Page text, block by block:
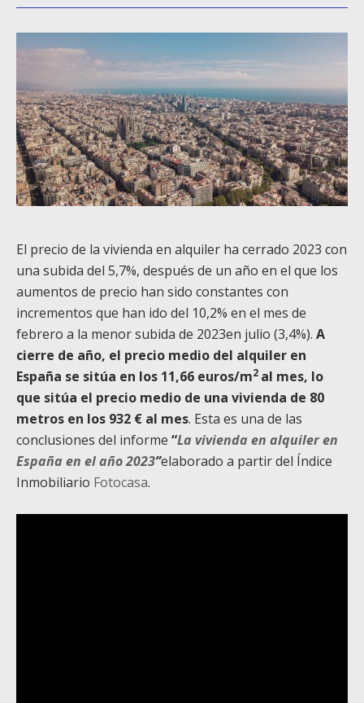
El precio de la vivienda en alquiler ha cerrado 2023 con
una subida del 5,7%, después de un año en el que los
aumentos de precio han sido constantes con
incrementos que han ido del 10,2% en el mes de
febrero a la menor subida de 2023en julio (3,4%). A
cierre de año, el precio medio del alquiler en
España se sitúa en los 11,66 euros/m2 al mes, lo
que sitúa el precio medio de una vivienda de 80
metros en los 932 € al mes. Esta es una de las
conclusiones del informe “La vivienda en alquiler en
España en el año 2023”elaborado a partir del Índice
Inmobiliario Fotocasa.